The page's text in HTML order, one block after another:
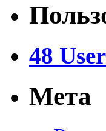
48
Мета